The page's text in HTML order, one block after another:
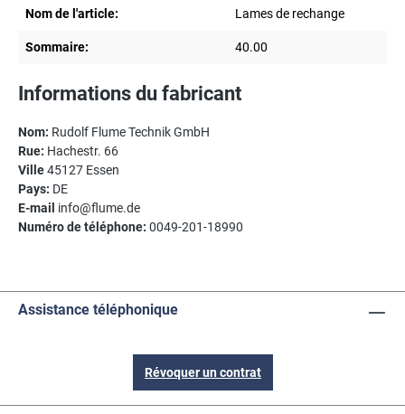
Nom de l'article: Lames de rechange
Sommaire: 40.00
Informations du fabricant
Nom: Rudolf Flume Technik GmbH
Rue: Hachestr. 66
Ville45127 Essen
Pays: DE
E-mail info@flume.de
Numéro de téléphone: 0049-201-18990
Assistance téléphonique
Révoquer un contrat